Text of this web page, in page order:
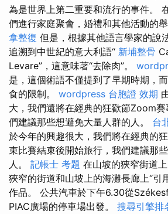
為是世界上第二重要和流行的事件。
們進行家庭聚會，婚禮和其他活動的舉
拿整復 但是，根據其他語言學家的說
追溯到中世紀的意大利語“ 新埔整骨
Levare”，這意味著“去除肉”。
是，這個術語不僅提到了早期時期，
食的限制。 wordpress 台胞證 效期
大，我們還將在經典的狂歡節Zoom
們建議那些想避免大量人群的人。 台
於今年的興趣很大，我們將在經典的
束比賽結束後開始旅行，我們建議那
人。 記帳士 考題 在山坡的狹窄街道
狹窄的街道和山坡上的海灘長廊上“引
作品。 公共汽車於下午6.30從
PIAC廣場的停車場出發。 搜尋引擎排